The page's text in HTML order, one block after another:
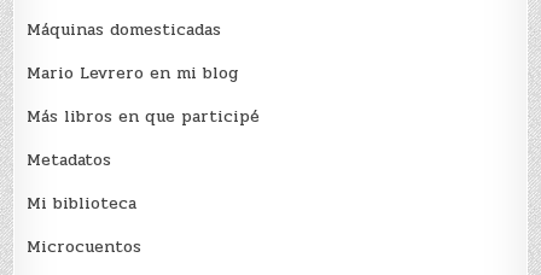
Máquinas domesticadas
Mario Levrero en mi blog
Más libros en que participé
Metadatos
Mi biblioteca
Microcuentos